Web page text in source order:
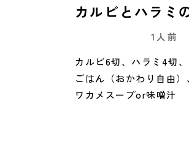
カルビとハラミ
1人前
カルビ6切、ハラミ4切
ごはん（おかわり自由
ワカメスープor味噌汁